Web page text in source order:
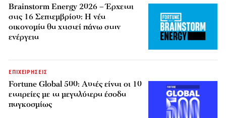
Brainstorm Energy 2026 – Έρχεται
στις 16 Σεπτεμβρίου: Η νέα
οικονομία θα χτιστεί πάνω στην
ενέργεια
ΕΠΙΧΕΙΡΗΣΕΙΣ
Fortune Global 500: Αυτές είναι οι 10
εταιρείες με τα μεγαλύτερα έσοδα
παγκοσμίως